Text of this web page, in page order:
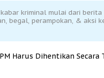
kriminal mulai dari berita
begal, perampokan, & aksi
Harus Dihentikan Secara